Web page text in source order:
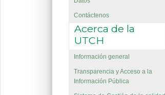
Contáctenos
Acerca de la
UTCH
Información general
Transparencia y Acceso a la
Información Pública